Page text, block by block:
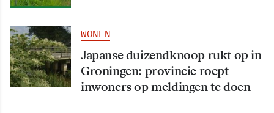
WONEN
Japanse duizendknoop rukt op in
Groningen: provincie roept
inwoners op meldingen te doen